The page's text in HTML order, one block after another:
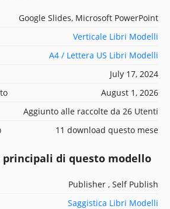
Google Slides, Microsoft PowerPoint
Verticale Libri Modelli
A4 / Lettera US Libri Modelli
July 17, 2024
August 1, 2026
Aggiunto alle raccolte da 26 Utenti
11 download questo mese
di questo modello
Publisher , Self Publish
Saggistica Libri Modelli